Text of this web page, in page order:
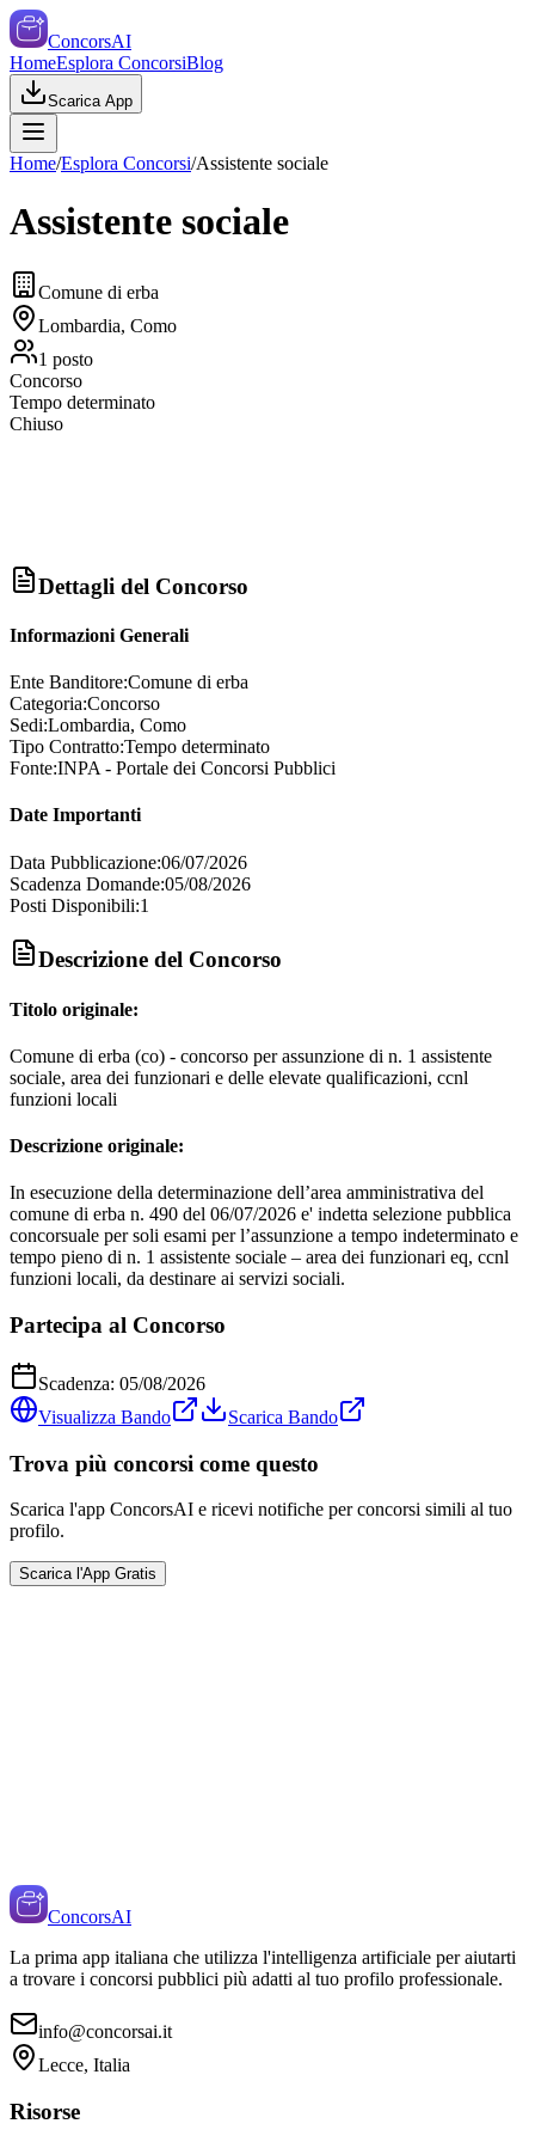
ConcorsAI
HomeEsplora ConcorsiBlog
Scarica App
Home/Esplora Concorsi/Assistente sociale
Assistente sociale
Comune di erba
Lombardia, Como
1 posto
Concorso
Tempo determinato
Chiuso
Dettagli del Concorso
Informazioni Generali
Ente Banditore:Comune di erba
Categoria:Concorso
Sedi:Lombardia, Como
Tipo Contratto:Tempo determinato
Fonte:INPA - Portale dei Concorsi Pubblici
Date Importanti
Data Pubblicazione:06/07/2026
Scadenza Domande:05/08/2026
Posti Disponibili:1
Descrizione del Concorso
Titolo originale:
Comune di erba (co) - concorso per assunzione di n. 1 assistente
sociale, area dei funzionari e delle elevate qualificazioni, ccnl
funzioni locali
Descrizione originale:
In esecuzione della determinazione dell’area amministrativa del
comune di erba n. 490 del 06/07/2026 e' indetta selezione pubblica
concorsuale per soli esami per l’assunzione a tempo indeterminato e
tempo pieno di n. 1 assistente sociale – area dei funzionari eq, ccnl
funzioni locali, da destinare ai servizi sociali.
Partecipa al Concorso
Scadenza: 05/08/2026
Visualizza Bando
Scarica Bando
Trova più concorsi come questo
Scarica l'app ConcorsAI e ricevi notifiche per concorsi simili al tuo
profilo.
Scarica l'App Gratis
ConcorsAI
La prima app italiana che utilizza l'intelligenza artificiale per aiutarti
a trovare i concorsi pubblici più adatti al tuo profilo professionale.
info@concorsai.it
Lecce, Italia
Risorse